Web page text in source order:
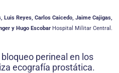
Luis Reyes, Carlos Caicedo, Jaime Cajigas,
y Hugo Escobar Hospital Militar Central.
perineal en los
ecografía prostática.